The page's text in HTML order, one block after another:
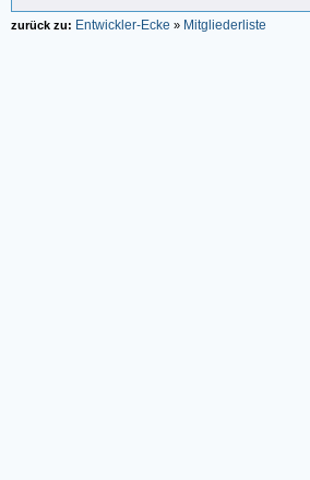
zurück zu: Entwickler-Ecke » Mitgliederliste